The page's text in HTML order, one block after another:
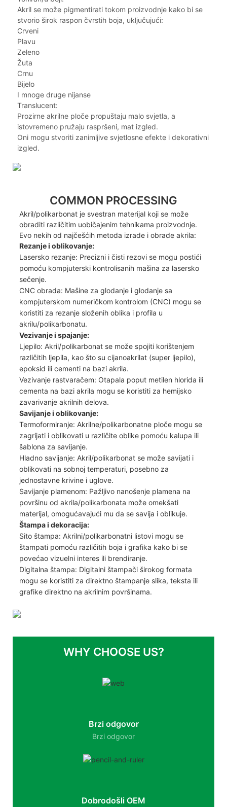
Akril se može pigmentirati tokom proizvodnje kako bi se
stvorio širok raspon čvrstih boja, uključujući:
Crveni
Plavu
Zeleno
Žuta
Crnu
Bijelo
I mnoge druge nijanse
Translucent:
Prozirne akrilne ploče propuštaju malo svjetla, a
istovremeno pružaju raspršeni, mat izgled.
Oni mogu stvoriti zanimljive svjetlosne efekte i dekorativni
izgled.
COMMON PROCESSING
Akril/polikarbonat je svestran materijal koji se može
obraditi različitim uobičajenim tehnikama proizvodnje.
Evo nekih od najčešćih metoda izrade i obrade akrila:
Rezanje i oblikovanje:
Lasersko rezanje: Precizni i čisti rezovi se mogu postići
pomoću kompjuterski kontrolisanih mašina za lasersko
sečenje.
CNC obrada: Mašine za glodanje i glodanje sa
kompjuterskom numeričkom kontrolom (CNC) mogu se
koristiti za rezanje složenih oblika i profila u
akrilu/polikarbonatu.
Vezivanje i spajanje:
Ljepilo: Akril/polikarbonat se može spojiti korištenjem
različitih ljepila, kao što su cijanoakrilat (super ljepilo),
epoksid ili cementi na bazi akrila.
Vezivanje rastvaračem: Otapala poput metilen hlorida ili
cementa na bazi akrila mogu se koristiti za hemijsko
zavarivanje akrilnih delova.
Savijanje i oblikovanje:
Termoformiranje: Akrilne/polikarbonatne ploče mogu se
zagrijati i oblikovati u različite oblike pomoću kalupa ili
šablona za savijanje.
Hladno savijanje: Akril/polikarbonat se može savijati i
oblikovati na sobnoj temperaturi, posebno za
jednostavne krivine i uglove.
Savijanje plamenom: Pažljivo nanošenje plamena na
površinu od akrila/polikarbonata može omekšati
materijal, omogućavajući mu da se savija i oblikuje.
Štampa i dekoracija:
Sito štampa: Akrilni/polikarbonatni listovi mogu se
štampati pomoću različitih boja i grafika kako bi se
povećao vizuelni interes ili brendiranje.
Digitalna štampa: Digitalni štampači širokog formata
mogu se koristiti za direktno štampanje slika, teksta ili
grafike direktno na akrilnim površinama.
WHY CHOOSE US?
Brzi odgovor
Brzi odgovor
Dobrodošli OEM